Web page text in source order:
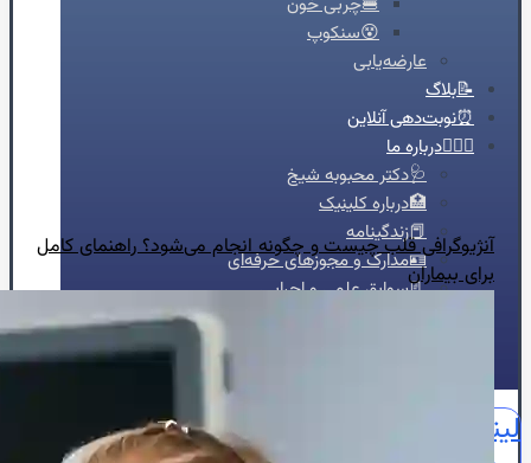
🍔چربی خون
😵سنکوپ
عارضه‌یابی
📝بلاگ
⏰نوبت‌دهی آنلاین
👩🏻‍⚕️درباره ما
🩺دکتر محبوبه شیخ
🏥درباره کلینیک
📕زندگینامه
🪪مدارک و مجوزهای حرفه‌ای
📃سوابق علمی و اجرایی
لینکدین واتساپواتساپ
آنژیوگرافی قلب چیست و چگونه انجام می‌شود؟ راهنمای کامل
برای بیماران